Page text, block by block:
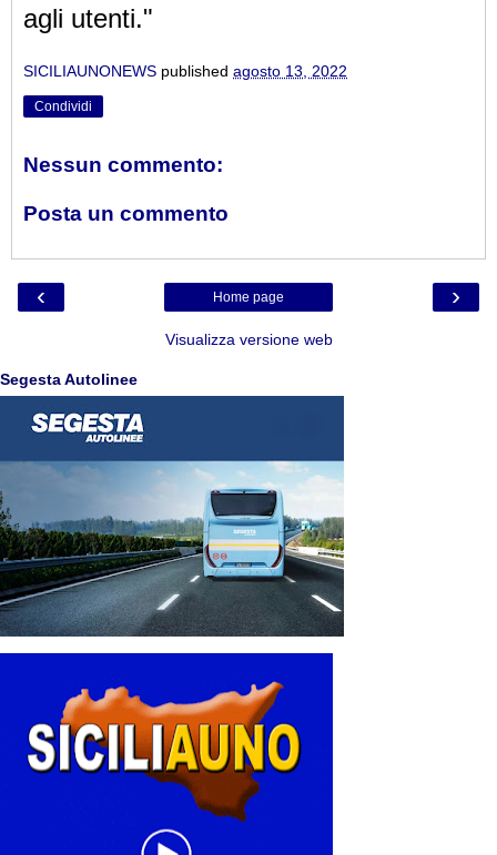
agli utenti."
SICILIAUNONEWS published agosto 13, 2022
Condividi
Nessun commento:
Posta un commento
‹ ›
Home page
Visualizza versione web
Segesta Autolinee